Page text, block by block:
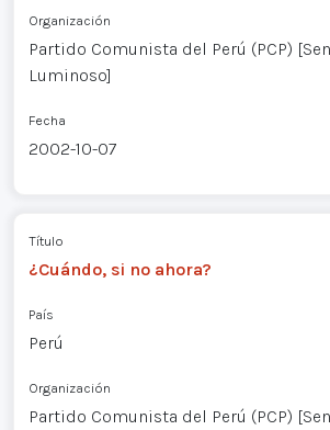
Organización
Partido Comunista del Perú (PCP)
Luminoso]
Fecha
2002-10-07
Título
¿Cuándo, si no ahora?
País
Perú
Organización
Partido Comunista del Perú (PCP)